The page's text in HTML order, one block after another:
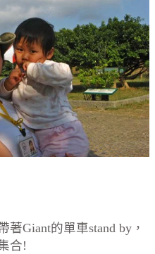
Giant的單車stand by，
合!